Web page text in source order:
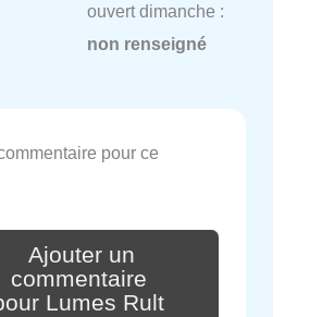
ouvert dimanche :
non renseigné
pour ce
Ajouter un
commentaire
Lumes Rult